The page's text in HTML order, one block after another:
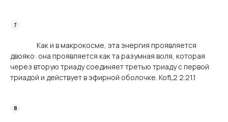
Как и в макрокосме, эта энергия проявляется
двояко: она проявляется как та разумная воля, которая
через вторую триаду соединяет третью триаду с первой
триадой и действует в эфирной оболочке. KofL2 2.21.1